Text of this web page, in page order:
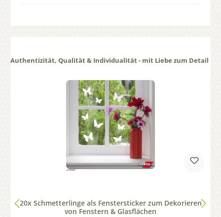
Authentizität, Qualität & Individualität - mit Liebe zum Detail
20x Schmetterlinge als Fenstersticker zum Dekorieren
von Fenstern & Glasflächen